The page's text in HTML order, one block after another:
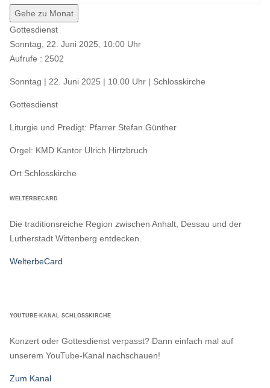
Gehe zu Monat
Gottesdienst
Sonntag, 22. Juni 2025, 10:00 Uhr
Aufrufe : 2502
Sonntag | 22. Juni 2025 | 10.00 Uhr | Schlosskirche
Gottesdienst
Liturgie und Predigt: Pfarrer Stefan Günther
Orgel: KMD Kantor Ulrich Hirtzbruch
Ort Schlosskirche
WELTERBECARD
Die traditionsreiche Region zwischen Anhalt, Dessau und der
Lutherstadt Wittenberg entdecken.
WelterbeCard
YOUTUBE-KANAL SCHLOSSKIRCHE
Konzert oder Gottesdienst verpasst? Dann einfach mal auf
unserem YouTube-Kanal nachschauen!
Zum Kanal